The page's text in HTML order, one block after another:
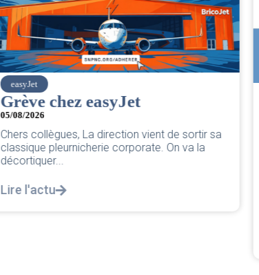
easyJet
chez easyJet
08/2026
collègues, La direction vient de sortir sa
pleurnicherie corporate. On va la
l'actu